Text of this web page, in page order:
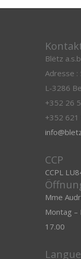
Blëtz
Adresse :
L-3286
+352 26
+352
CCP
CCPL
Mme
Montag
17.00
Langue